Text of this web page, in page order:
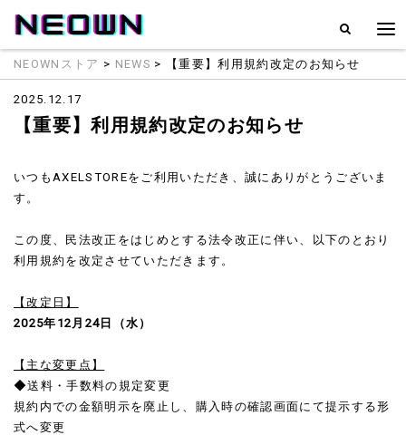
NEOWNストア > NEWS > 【重要】利用規約改定のお知らせ
2025.12.17
【重要】利用規約改定のお知らせ
いつもAXELSTOREをご利用いただき、誠にありがとうございま
す。
この度、民法改正をはじめとする法令改正に伴い、以下のとおり
利用規約を改定させていただきます。
【改定日】
2025年12月24日（水）
【主な変更点】
◆送料・手数料の規定変更
規約内での金額明示を廃止し、購入時の確認画面にて提示する形
式へ変更